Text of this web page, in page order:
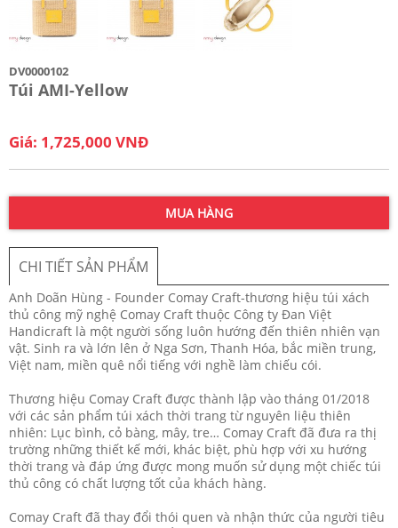
DV0000102
Túi AMI-Yellow
Giá: 1,725,000 VNĐ
MUA HÀNG
CHI TIẾT SẢN PHẨM
Anh Doãn Hùng - Founder Comay Craft-thương hiệu túi xách
thủ công mỹ nghệ Comay Craft thuộc Công ty Đan Việt
Handicraft là một người sống luôn hướng đến thiên nhiên vạn
vật. Sinh ra và lớn lên ở Nga Sơn, Thanh Hóa, bắc miền trung,
Việt nam, miền quê nổi tiếng với nghề làm chiếu cói.
Thương hiệu Comay Craft được thành lập vào tháng 01/2018
với các sản phẩm túi xách thời trang từ nguyên liệu thiên
nhiên: Lục bình, cỏ bàng, mây, tre… Comay Craft đã đưa ra thị
trường những thiết kế mới, khác biệt, phù hợp với xu hướng
thời trang và đáp ứng được mong muốn sử dụng một chiếc túi
thủ công có chất lượng tốt của khách hàng.
Comay Craft đã thay đổi thói quen và nhận thức của người tiêu